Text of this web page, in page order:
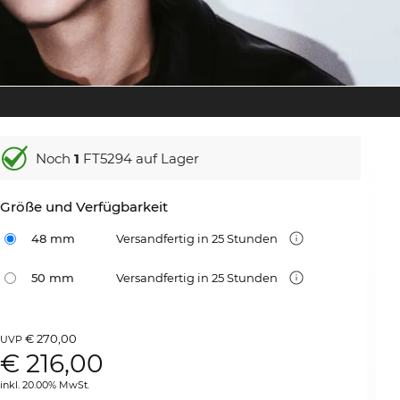
Noch1 FT5294 auf Lager
Größe und Verfügbarkeit
48 mm Versandfertig in 25 Stunden
50 mm Versandfertig in 25 Stunden
UVP€ 270,00
€216,00
inkl. 20.00% MwSt.